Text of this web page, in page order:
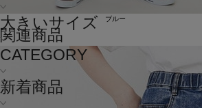
大きいサイズ
CATEGORY
新着商品
ブルー
関連商品